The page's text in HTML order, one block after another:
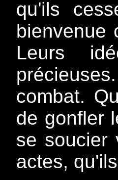
qu'ils
bienvenue
Leurs
combat.
de gonfler
se soucier
actes,